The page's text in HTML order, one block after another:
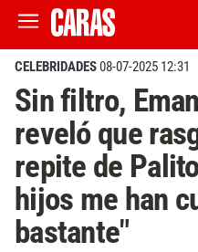
CELEBRIDADES08-07-2025 12:31
Sin filtro,
reveló que
repite de
hijos me han
bastante"